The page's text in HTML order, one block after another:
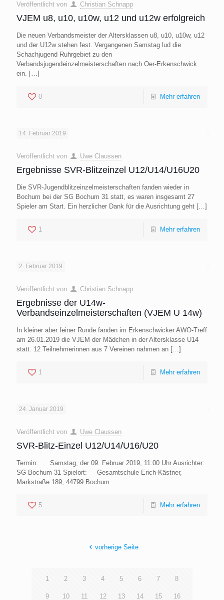
Veröffentlicht von Christian Schnapp
VJEM u8, u10, u10w, u12 und u12w erfolgreich
Die neuen Verbandsmeister der Altersklassen u8, u10, u10w, u12
und der U12w stehen fest. Vergangenen Samstag lud die
Schachjugend Ruhrgebiet zu den
Verbandsjugendeinzelmeisterschaften nach Oer-Erkenschwick
ein. […]
0 Mehr erfahren
14. Februar 2019
Veröffentlicht von Uwe Claussen
Ergebnisse SVR-Blitzeinzel U12/U14/U16U20
Die SVR-Jugendblitzeinzelmeisterschaften fanden wieder in
Bochum bei der SG Bochum 31 statt, es waren insgesamt 27
Spieler am Start. Ein herzlicher Dank für die Ausrichtung geht […]
1 Mehr erfahren
2. Februar 2019
Veröffentlicht von Christian Schnapp
Ergebnisse der U14w-
Verbandseinzelmeisterschaften (VJEM U 14w)
In kleiner aber feiner Runde fanden im Erkenschwicker AWO-Treff
am 26.01.2019 die VJEM der Mädchen in der Altersklasse U14
statt. 12 Teilnehmerinnen aus 7 Vereinen nahmen an […]
1 Mehr erfahren
24. Januar 2019
Veröffentlicht von Uwe Claussen
SVR-Blitz-Einzel U12/U14/U16/U20
Termin: Samstag, der 09. Februar 2019, 11:00 Uhr Ausrichter:
SG Bochum 31 Spielort: Gesamtschule Erich-Kästner,
Markstraße 189, 44799 Bochum
5 Mehr erfahren
vorherige Seite
1 2 3 4 5 6 7 8
9 10 11 12 13 14 15 16